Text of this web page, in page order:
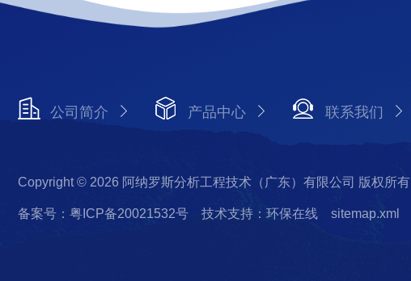
公司简介 产品中心 联系我们
Copyright © 2026 阿纳罗斯分析工程技术（广东）有限公司 版权所有
备案号：粤ICP备20021532号 技术支持：环保在线 sitemap.xml